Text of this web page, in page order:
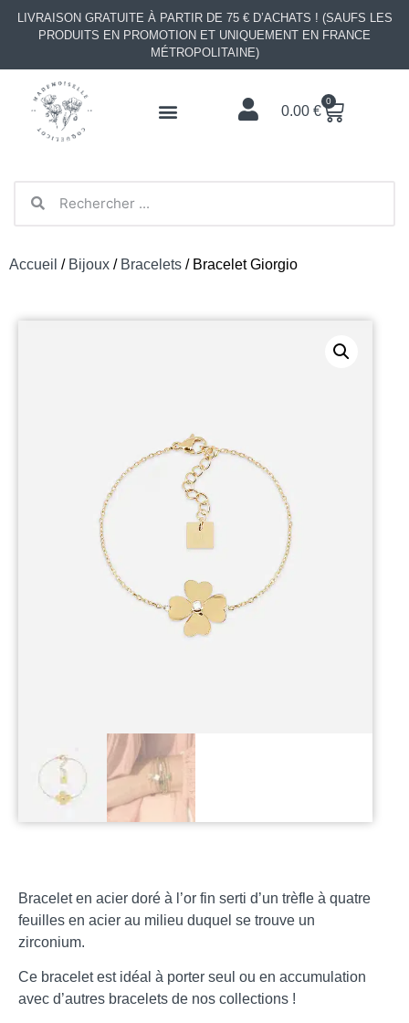
LIVRAISON GRATUITE À PARTIR DE 75 € D’ACHATS ! (SAUFS LES
PRODUITS EN PROMOTION ET UNIQUEMENT EN FRANCE
MÉTROPOLITAINE)
0.00€
0
Accueil / Bijoux / Bracelets / Bracelet Giorgio
Bracelet en acier doré à l’or fin serti d’un trèfle à quatre
feuilles en acier au milieu duquel se trouve un
zirconium.
Ce bracelet est idéal à porter seul ou en accumulation
avec d’autres bracelets de nos collections !